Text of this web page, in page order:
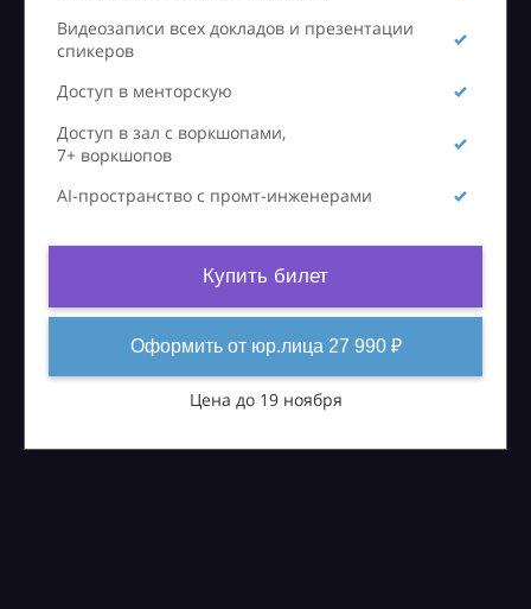
Видеозаписи всех докладов и презентации
спикеров
Доступ в менторскую
Доступ в зал с воркшопами,
7+ воркшопов
AI-пространство с промт-инженерами
Купить билет
Оформить от юр.лица 27 990 ₽
Цена до 19 ноября